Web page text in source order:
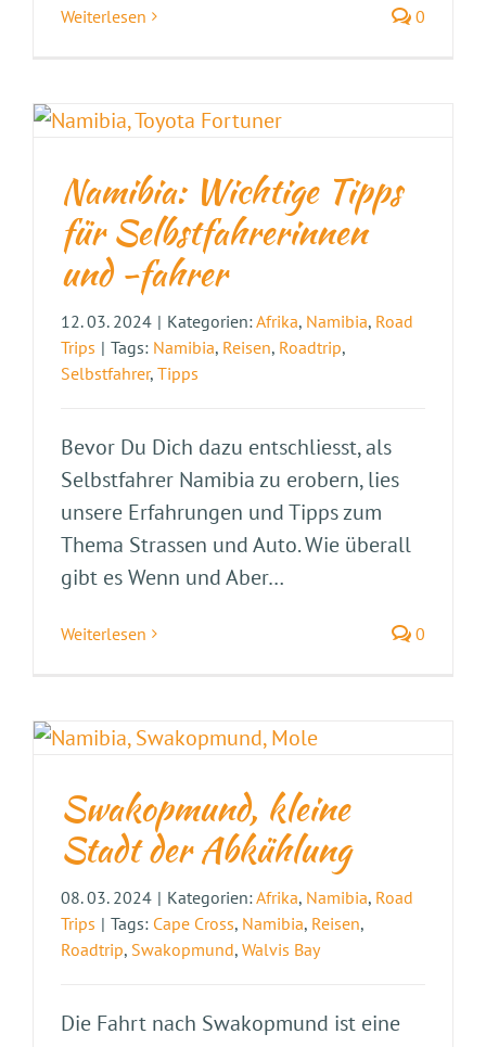
Weiterlesen 0
Namibia: Wichtige Tipps
für Selbstfahrerinnen
und -fahrer
12. 03. 2024 | Kategorien:Afrika, Namibia, Road
Trips | Tags: Namibia, Reisen, Roadtrip,
Selbstfahrer, Tipps
Bevor Du Dich dazu entschliesst, als
Selbstfahrer Namibia zu erobern, lies
unsere Erfahrungen und Tipps zum
Thema Strassen und Auto. Wie überall
gibt es Wenn und Aber…
Weiterlesen 0
Swakopmund, kleine
Stadt der Abkühlung
08. 03. 2024 | Kategorien:Afrika, Namibia, Road
Trips | Tags: Cape Cross, Namibia, Reisen,
Roadtrip, Swakopmund, Walvis Bay
Die Fahrt nach Swakopmund ist eine